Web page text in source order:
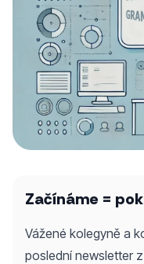
Začínáme =
Vážené kolegyně a
poslední newsletter